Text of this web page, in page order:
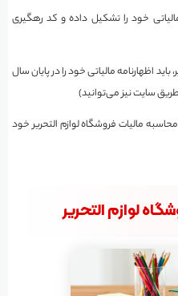
خود را تشکیل داده و کد رهگیری
باید اظهارنامه مالیاتی خود را در پایان سال
طریق سایت نیز می‌توانید)
مالیات فروشگاه لوازم التحریر خود
لوازم التحریر